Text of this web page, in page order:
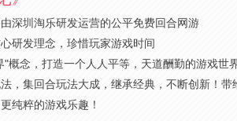
由深圳淘乐研发运营的公平免费回合网游
研发理念，珍惜玩家游戏时间
概念，打造一个人人平等，天道酬勤的游戏世
，集回合玩法大成，继承经典，不断创新！带
纯粹的游戏乐趣！